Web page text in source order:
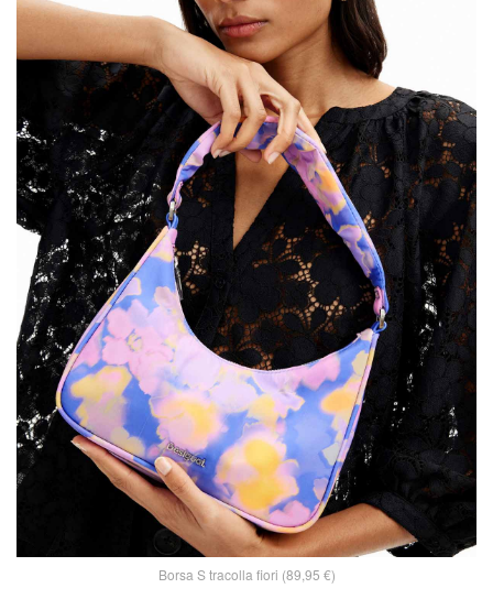
Borsa S tracolla fiori (89,95 €)